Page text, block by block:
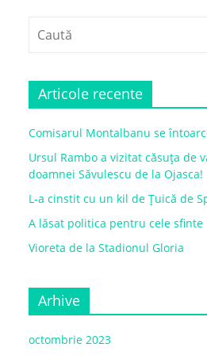
Articole recente
Comisarul Montalbanu se
Ursul Rambo a vizitat căsuța de
doamnei Săvulescu de la Ojasca!
L-a cinstit cu un kil de Țuică de
A lăsat politica pentru cele sfinte
Vioreta de la Stadionul Gloria
Arhive
octombrie 2023